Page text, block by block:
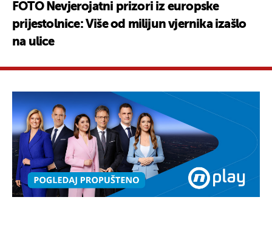
FOTO Nevjerojatni prizori iz europske
prijestolnice: Više od milijun vjernika izašlo
na ulice